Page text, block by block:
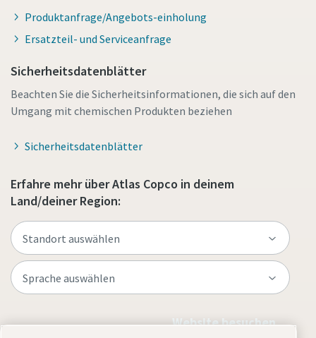
Produktanfrage/Angebots-einholung
Ersatzteil- und Serviceanfrage
Sicherheitsdatenblätter
Beachten Sie die Sicherheitsinformationen, die sich auf den
Umgang mit chemischen Produkten beziehen
Sicherheitsdatenblätter
Erfahre mehr über Atlas Copco in deinem
Land/deiner Region:
Website besuchen